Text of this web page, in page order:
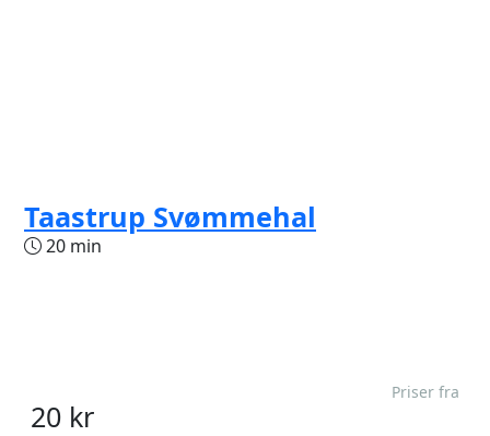
Taastrup Svømmehal
20 min
Priser fra
20 kr